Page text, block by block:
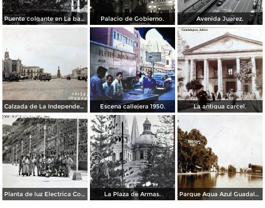
Puente colgante en La barranca de Oblatos. Palacio de Gobierno. Avenida Juarez.
Calzada de La Independencia Guadalajara, Jalisco. ( Circulada el 10 de Febrero de 1931 ). Escena callejera 1950. La antigua carcel.
Planta de luz Electrica Colimilla. ( Fechada el 1 de Octubre de 1950 ). La Plaza de Armas. Parque Agua Azul Guadalajara, Jalisco.